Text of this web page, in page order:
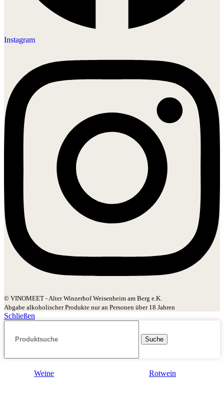
Instagram
© VINOMEET - Alter Winzerhof Weisenheim am Berg e.K.
Abgabe alkoholischer Produkte nur an Personen über 18 Jahren
Schließen
Suche
Weine Rotwein